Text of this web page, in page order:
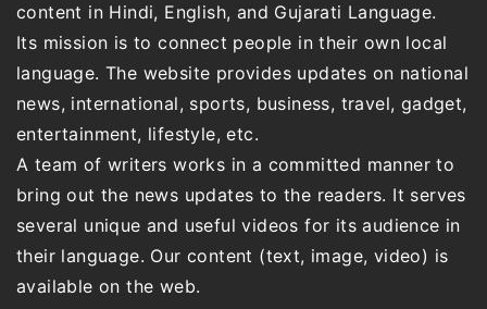
content in Hindi, English, and Gujarati Language.
Its mission is to connect people in their own local
language. The website provides updates on national
news, international, sports, business, travel, gadget,
entertainment, lifestyle, etc.
A team of writers works in a committed manner to
bring out the news updates to the readers. It serves
several unique and useful videos for its audience in
their language. Our content (text, image, video) is
available on the web.